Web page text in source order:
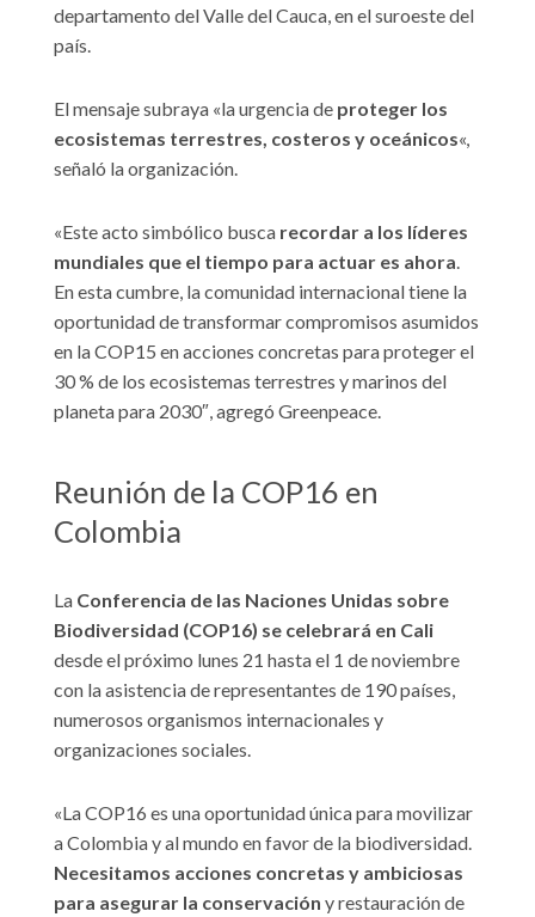
departamento del Valle del Cauca, en el suroeste del
país.
El mensaje subraya «la urgencia de proteger los
ecosistemas terrestres, costeros y oceánicos«,
señaló la organización.
«Este acto simbólico busca recordar a los líderes
mundiales que el tiempo para actuar es ahora.
En esta cumbre, la comunidad internacional tiene la
oportunidad de transformar compromisos asumidos
en la COP15 en acciones concretas para proteger el
30 % de los ecosistemas terrestres y marinos del
planeta para 2030″, agregó Greenpeace.
Reunión de la COP16 en
Colombia
La Conferencia de las Naciones Unidas sobre
Biodiversidad (COP16) se celebrará en Cali
desde el próximo lunes 21 hasta el 1 de noviembre
con la asistencia de representantes de 190 países,
numerosos organismos internacionales y
organizaciones sociales.
«La COP16 es una oportunidad única para movilizar
a Colombia y al mundo en favor de la biodiversidad.
Necesitamos acciones concretas y ambiciosas
para asegurar la conservación y restauración de